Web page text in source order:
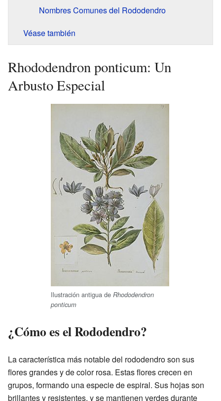
Nombres Comunes del Rododendro
Véase también
Rhododendron ponticum: Un
Arbusto Especial
Ilustración antigua de Rhododendron
ponticum
¿Cómo es el Rododendro?
La característica más notable del rododendro son sus
flores grandes y de color rosa. Estas flores crecen en
grupos, formando una especie de espiral. Sus hojas son
brillantes y resistentes, y se mantienen verdes durante